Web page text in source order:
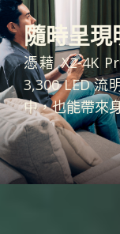
隨時呈現
憑藉 X2-4K
3,300 LED 流
中，也能帶來